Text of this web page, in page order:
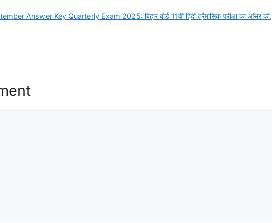
Answer Key Quarterly Exam 2025: बिहार बोर्ड 11वीं हिंदी त्रैमासिक परीक्षा का आंसर की,